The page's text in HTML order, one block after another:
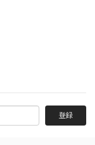
登録